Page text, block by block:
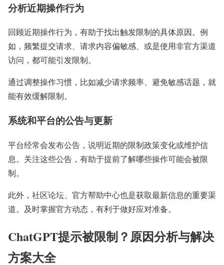
分析近期操作行为
回顾近期操作行为，有助于找出触发限制的具体原因。例
如，频繁提交请求、请求内容偏敏感、或是使用非官方渠道
访问，都可能引发限制。
通过调整操作习惯，比如减少请求频率、避免敏感话题，就
能有效缓解限制。
系统和平台的公告与更新
平台经常会发布公告，说明近期的限制政策变化或维护信
息。关注这些公告，有助于提前了解哪些操作可能会被限
制。
此外，社区论坛、官方帮助中心也是获取最新信息的重要渠
道。及时掌握官方动态，有利于做好应对准备。
ChatGPT提示被限制？原因分析与解决
方案大全